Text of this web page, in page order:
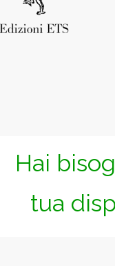
Hai
tua